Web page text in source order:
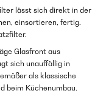
lässt sich direkt in der
einsortieren, fertig.
Glasfront aus
sich unauffällig in
als klassische
beim Küchenumbau.